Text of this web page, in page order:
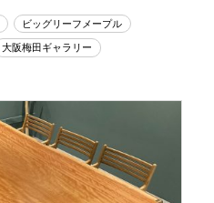
ビッグリーフメープル
大阪梅田ギャラリー